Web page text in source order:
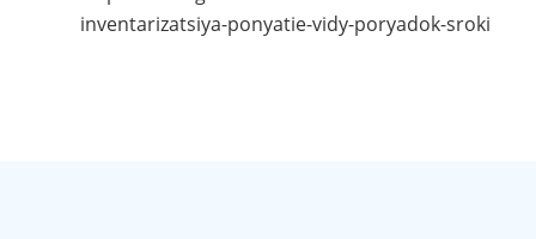
inventarizatsiya-ponyatie-vidy-poryadok-sroki